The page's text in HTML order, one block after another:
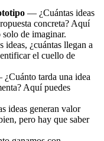
— ¿Cuántas ideas
concreta? Aquí
solo de imaginar.
¿cuántas llegan a
el cuello de
tarda una idea
Aquí puedes
ideas generan valor
pero hay que saber